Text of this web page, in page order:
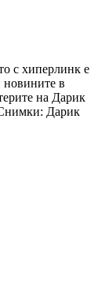
с хиперлинк е
новините в
на Дарик
Дарик